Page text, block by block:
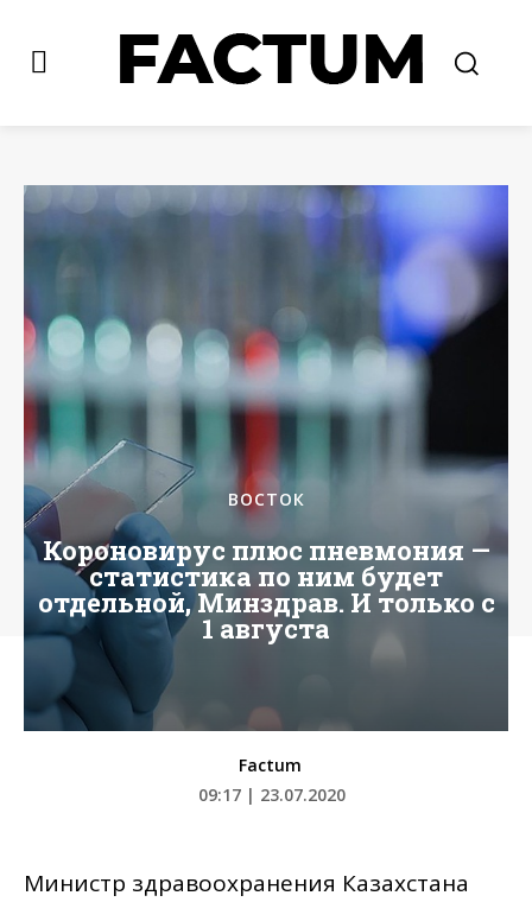
ВОСТОК
Короновирус плюс пневмония —
статистика по ним будет
отдельной, Минздрав. И только с
1 августа
Factum
09:17 | 23.07.2020
Министр здравоохранения Казахстана